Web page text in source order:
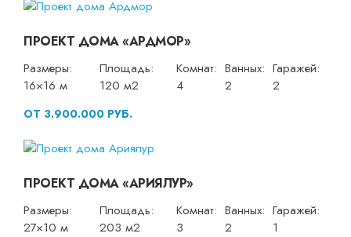
ПРОЕКТ ДОМА «АРДМОР»
Размеры:
16×16 м
Площадь:
120 м2
Комнат:
4
Ванных:
2
Гаражей:
2
ОТ 3.900.000 РУБ.
ПРОЕКТ ДОМА «АРИЯЛУР»
Размеры:
27×10 м
Площадь:
203 м2
Комнат:
3
Ванных:
2
Гаражей:
1